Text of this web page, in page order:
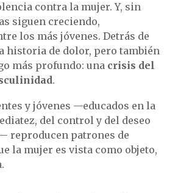
contra la mujer. Y, sin
siguen creciendo,
los más jóvenes. Detrás de
historia de dolor, pero también
más profundo: una crisis del
.
y jóvenes —educados en la
del control y del deseo
reproducen patrones de
la mujer es vista como objeto,